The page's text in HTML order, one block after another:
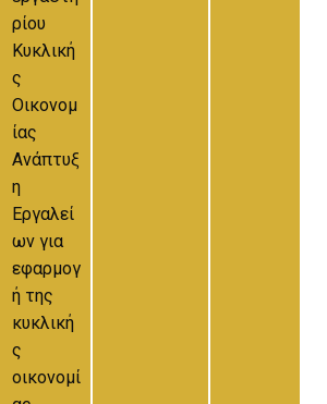
ρίου
Κυκλική
ς
Οικονομ
ίας
Ανάπτυξ
η
Εργαλεί
ων για
εφαρμογ
ή της
κυκλική
ς
οικονομί